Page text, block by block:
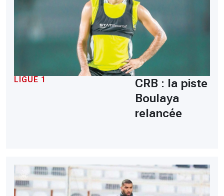
LIGUE 1
CRB : la piste
Boulaya
relancée